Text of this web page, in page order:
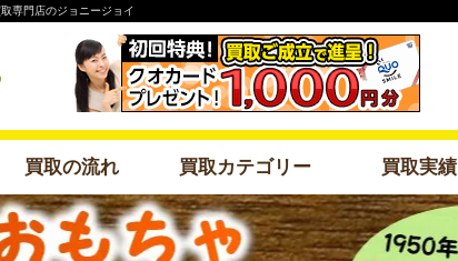
専門店のジョニージョイ
買取の流れ 買取カテゴリー 買取実績